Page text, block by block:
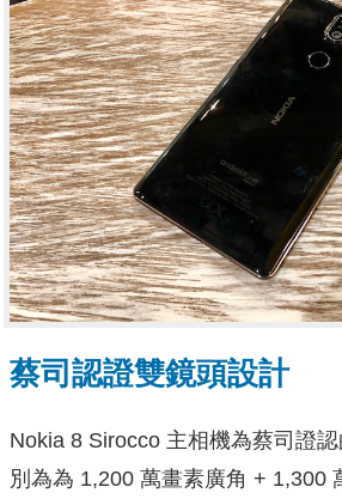
蔡司認證雙鏡頭設計
Nokia 8 Sirocco 主相機為蔡司證
別為為 1,200 萬畫素廣角 + 1,300